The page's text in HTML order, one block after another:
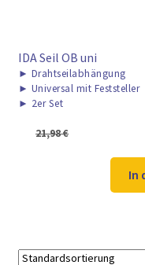
IDA Seil OB uni
► Drahtseilabhängung
► Universal mit Feststeller
► 2er Set
21,98€
In